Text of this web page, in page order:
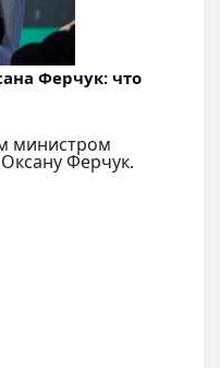
Ферчук: что
министром
Ферчук.